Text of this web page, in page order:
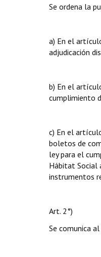
Se ordena la
a) En el
adjudicación
b) En el
cumplimiento
c) En el
boletos de
ley para el
Hábitat Social
instrumentos
Art. 2°)
Se comunica